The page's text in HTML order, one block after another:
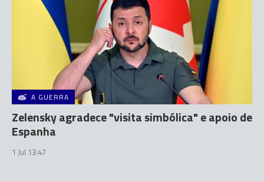
A GUERRA
Zelensky agradece "visita simbólica" e apoio de
Espanha
1 Jul 13:47